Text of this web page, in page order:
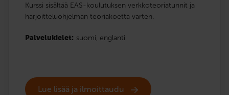
Kurssi sisältää EAS-koulutuksen verkkoteoriatunnit ja
harjoitteluohjelman teoriakoetta varten.
Palvelukielet: suomi, englanti
Lue lisää ja ilmoittaudu